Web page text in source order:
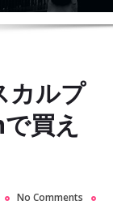
カルプ
買え
No Comments